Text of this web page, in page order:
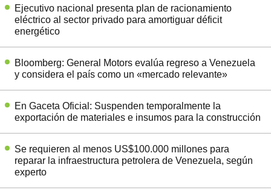
Ejecutivo nacional presenta plan de racionamiento
eléctrico al sector privado para amortiguar déficit
energético
Bloomberg: General Motors evalúa regreso a Venezuela
y considera el país como un «mercado relevante»
En Gaceta Oficial: Suspenden temporalmente la
exportación de materiales e insumos para la construcción
Se requieren al menos US$100.000 millones para
reparar la infraestructura petrolera de Venezuela, según
experto